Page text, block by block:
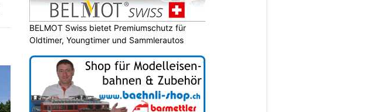
BELMOT Swiss bietet Premiumschutz für
Oldtimer, Youngtimer und Sammlerautos